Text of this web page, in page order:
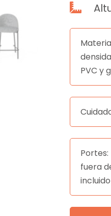

PVC y
fuera
incluido